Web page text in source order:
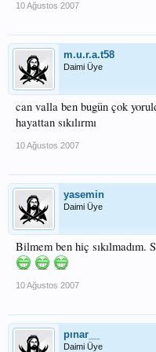
10 Ağustos 2007
m.u.r.a.t58
Daimi Üye
can valla ben bugün çok
hayattan sıkılırmı
10 Ağustos 2007
yasemin
Daimi Üye
Bilmem ben hiç sıkılmadım.
10 Ağustos 2007
pınar__
Daimi Üye